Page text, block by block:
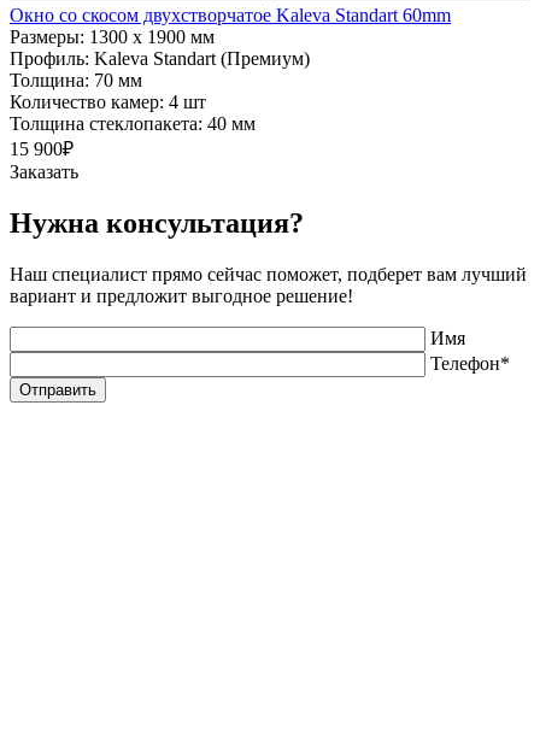
Окно со скосом двухстворчатое Kaleva Standart 60mm
Размеры: 1300 x 1900 мм
Профиль: Kaleva Standart (Премиум)
Толщина: 70 мм
Количество камер: 4 шт
Толщина стеклопакета: 40 мм
15 900₽
Заказать
Нужна консультация?
Наш специалист прямо сейчас поможет, подберет вам лучший
вариант и предложит выгодное решение!
Имя
Телефон*